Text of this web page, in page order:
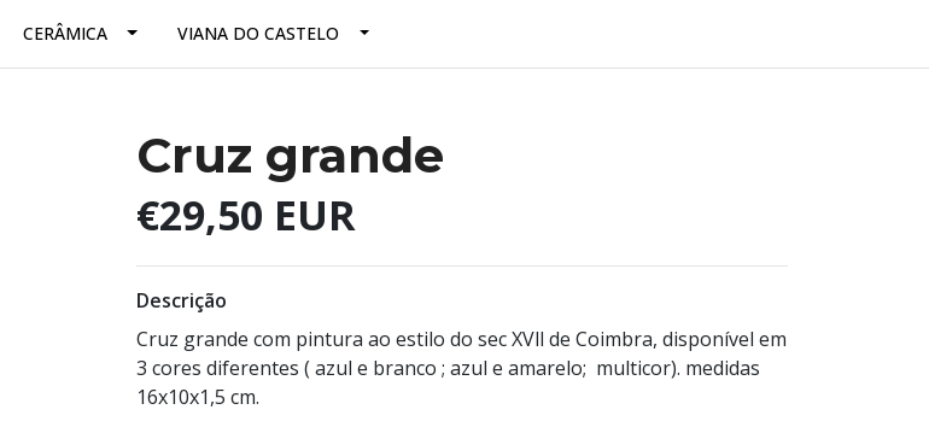
CERÂMICA VIANA DO CASTELO
Cruz grande
€29,50 EUR
Descrição
Cruz grande com pintura ao estilo do sec XVll de Coimbra, disponível em
3 cores diferentes ( azul e branco ; azul e amarelo; multicor). medidas
16x10x1,5 cm.